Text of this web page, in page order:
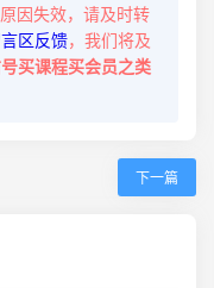
因失效，请及时转
区反馈，我们将及
买课程买会员之类
下一篇